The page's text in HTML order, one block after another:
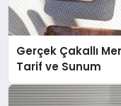
Gerçek Çakallı
Tarif ve Sunum